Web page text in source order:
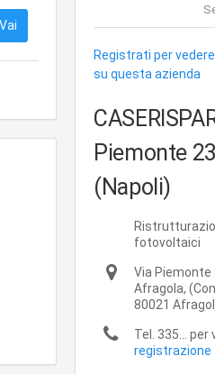
Registrati per
su questa azienda
Piemonte
(Napoli)
fotovoltaici
Via Piemonte
Afragola,
80021
Tel. 335... per
registrazione